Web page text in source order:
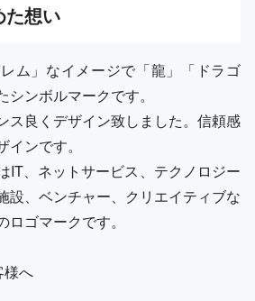
た想い
ム」なイメージで「龍」「ドラゴ
ンボルマークです。
ス良くデザイン致しました。信頼感
ンです。
IT、ネットサービス、テクノロジー
設、ベンチャー、クリエイティブな
ゴマークです。
様へ